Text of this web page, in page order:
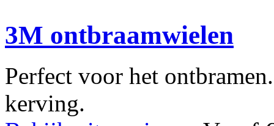
3M ontbraamwielen
Perfect voor het
kerving.